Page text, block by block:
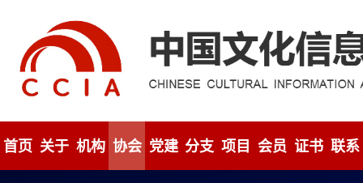
首页 关于 机构 协会 党建 分支 项目 会员 证书 联系